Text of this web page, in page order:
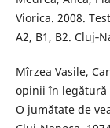
Viorica. 2008.
A2, B1, B2.
Mîrzea Vasile,
opinii în legătură
O jumătate de